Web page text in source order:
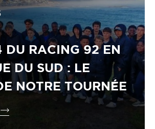
DU RACING 92 EN
DU SUD : LE
NOTRE TOURNÉE